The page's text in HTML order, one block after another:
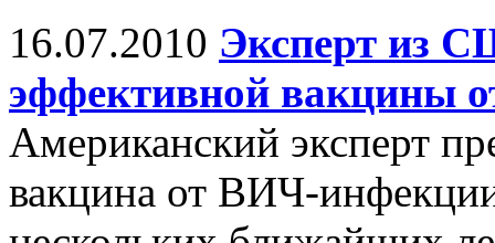
16.07.2010 Эксперт из
эффективной вакцины
Американский эксперт
вакцина от ВИЧ-инфекции